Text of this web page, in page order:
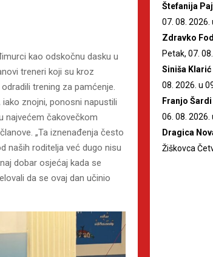
kao odskočnu dasku u
treneri koji su kroz
trening za pamćenje.
znojni, ponosni napustili
najvećem čakovečkom
„Ta iznenađenja često
naših roditelja već dugo nisu
dobar osjećaj kada se
da se ovaj dan učinio
Štefanija
07. 08. 2026.
Zdravko
Petak, 07.
Siniša Klarić
08. 2026. u
Franjo Šardi
06. 08. 2026.
Dragica
Žiškovca